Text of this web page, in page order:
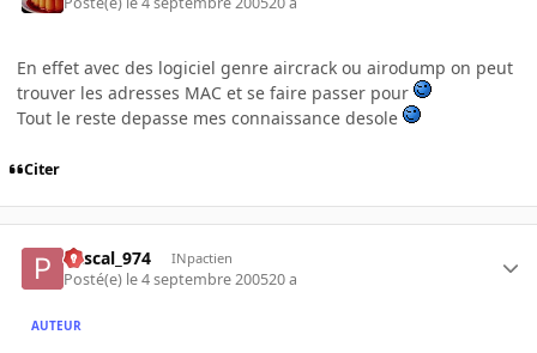
En effet avec des logiciel genre aircrack ou airodump on peut
trouver les adresses MAC et se faire passer pour
Tout le reste depasse mes connaissance desole
Citer
Pascal_974 INpactien
Posté(e) le 4 septembre 200520 a
AUTEUR